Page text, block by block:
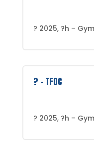
? 2025, ?h –
? - TFOC
? 2025, ?h –